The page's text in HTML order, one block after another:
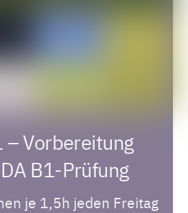
Vorbereitung
B1-Prüfung
je 1,5h jeden Freitag